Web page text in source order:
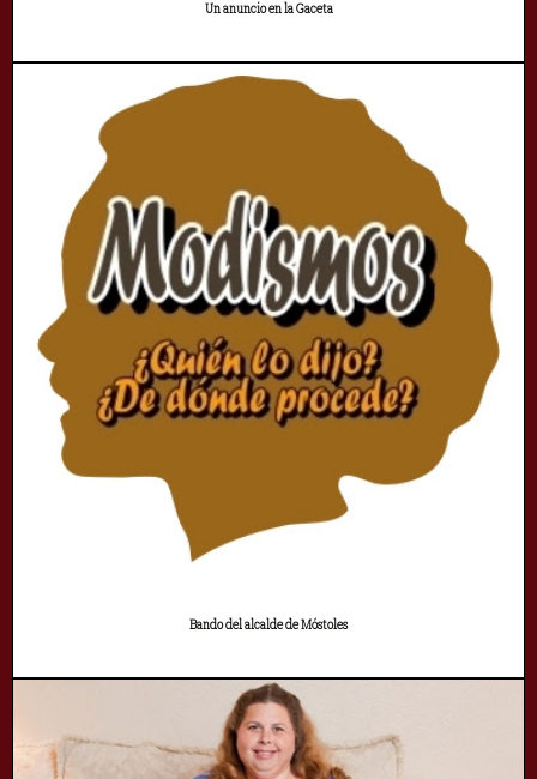
Un anuncio en la Gaceta
Bando del alcalde de Móstoles